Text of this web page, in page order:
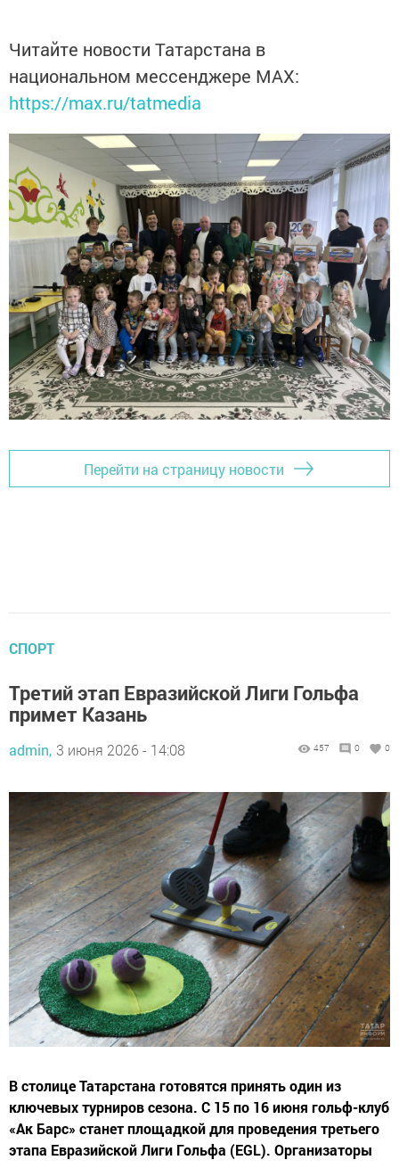
Читайте новости Татарстана в
национальном мессенджере MАХ:
https://max.ru/tatmedia
Перейти на страницу новости
СПОРТ
Третий этап Евразийской Лиги Гольфа
примет Казань
admin, 3 июня 2026 - 14:08 457 0 0
В столице Татарстана готовятся принять один из
ключевых турниров сезона. С 15 по 16 июня гольф-клуб
«Ак Барс» станет площадкой для проведения третьего
этапа Евразийской Лиги Гольфа (EGL). Организаторы